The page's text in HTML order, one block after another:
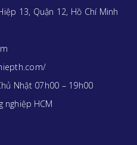
13, Quận 12, Hồ Chí Minh
Nhật 07h00 – 19h00
nghiệp HCM